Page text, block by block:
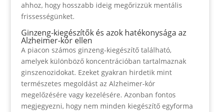
ahhoz, hogy hosszabb ideig megőrizzük mentális
frissességünket.
Ginzeng-kiegészítők és azok hatékonysága az
Alzheimer-kór ellen
A piacon számos ginzeng-kiegészítő található,
amelyek különböző koncentrációban tartalmaznak
ginszenozidokat. Ezeket gyakran hirdetik mint
természetes megoldást az Alzheimer-kór
megelőzésére vagy kezelésére. Azonban fontos
megjegyezni, hogy nem minden kiegészítő egyforma